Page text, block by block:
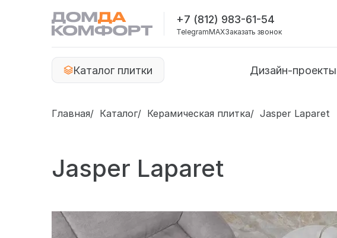
+7 (812) 983-61-54
TelegramMAXЗаказать звонок
Каталог плитки Дизайн-проекты
Главная Каталог Керамическая плитка Jasper Laparet
Jasper Laparet